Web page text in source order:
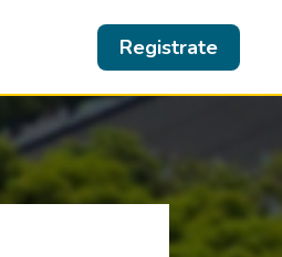
Registrate